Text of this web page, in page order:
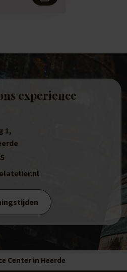
experience
1,
Center in Heerde